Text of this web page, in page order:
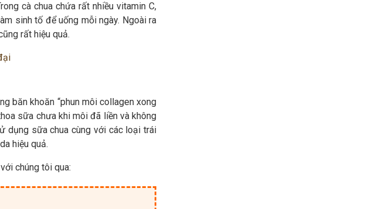
cà chua chứa rất nhiều vitamin C,
sinh tố để uống mỗi ngày. Ngoài ra
rất hiệu quả.
băn khoăn “phun môi collagen xong
sữa chưa khi môi đã liền và không
dụng sữa chua cùng với các loại trái
hiệu quả.
chúng tôi qua: